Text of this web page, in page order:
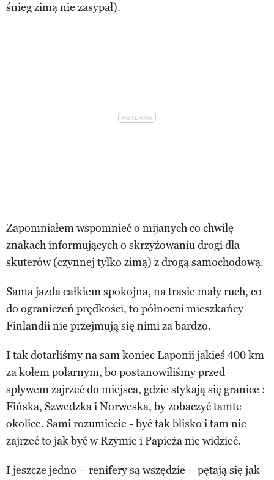
śnieg zimą nie zasypał).
Zapomniałem wspomnieć o mijanych co chwilę
znakach informujących o skrzyżowaniu drogi dla
skuterów (czynnej tylko zimą) z drogą samochodową.
Sama jazda całkiem spokojna, na trasie mały ruch, co
do ograniczeń prędkości, to północni mieszkańcy
Finlandii nie przejmują się nimi za bardzo.
I tak dotarliśmy na sam koniec Laponii jakieś 400 km
za kołem polarnym, bo postanowiliśmy przed
spływem zajrzeć do miejsca, gdzie stykają się granice :
Fińska, Szwedzka i Norweska, by zobaczyć tamte
okolice. Sami rozumiecie - być tak blisko i tam nie
zajrzeć to jak być w Rzymie i Papieża nie widzieć.
I jeszcze jedno – renifery są wszędzie – pętają się jak